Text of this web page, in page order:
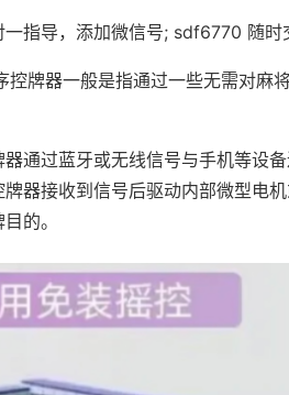
指导，添加微信号; sdf6770 随时
牌器一般是指通过一些无需对麻
通过蓝牙或无线信号与手机等设
器接收到信号后驱动内部微型电
的。